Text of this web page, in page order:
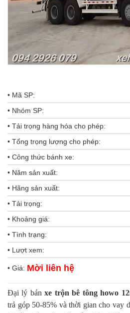
• Mã SP:
• Nhóm SP:
• Tải trọng hàng hóa cho phép:
• Tổng trọng lượng cho phép:
• Công thức bánh xe:
• Năm sản xuất:
• Hãng sản xuất:
• Tải trọng:
• Khoảng giá:
• Tình trạng:
• Lượt xem:
• Giá: Mời liên hệ
Đại lý bánxe trộn bê tông howo
trả góp 50-85% và thời gian cho vay